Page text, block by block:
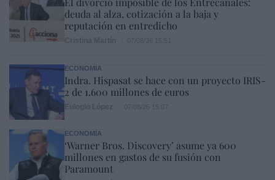
deuda al alza, cotización a la baja y
reputación en entredicho
ECONOMÍA
Indra. Hispasat se hace con un proyecto IRIS-
2 de 1.600 millones de euros
ECONOMÍA
‘Warner Bros. Discovery’ asume ya 600
millones en gastos de su fusión con
Paramount